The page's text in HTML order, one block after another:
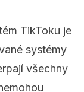
TikToku je
systémy
všechny